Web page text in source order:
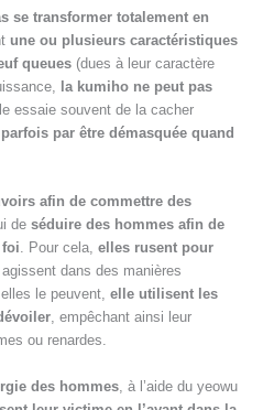
se transformer totalement en
une ou plusieurs caractéristiques
queues (dues à leur caractère
la kumiho ne peut pas
essaie souvent de la cacher
par être démasquée quand
afin de commettre des
de séduire des hommes afin de
. Pour cela, elles rusent pour
dans des manières
le peuvent, elle utilisent les
, empêchant ainsi leur
ou renardes.
des hommes , à l’aide du yeowu